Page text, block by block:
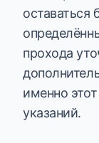
оставаться
прохода
именно
указаний.